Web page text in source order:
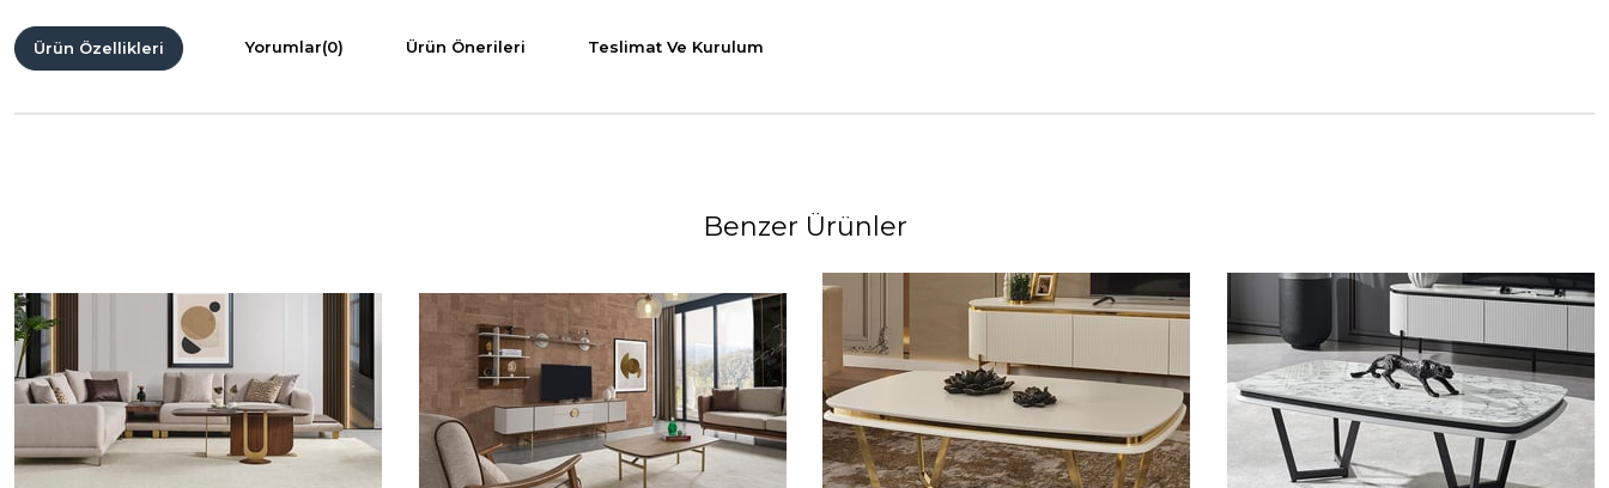
Ürün Özellikleri Yorumlar(0) Ürün Önerileri Teslimat Ve Kurulum
Benzer Ürünler